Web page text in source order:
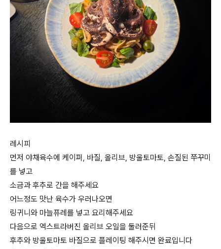
레시피
먼저 야채육수에 케이퍼, 바질, 올리브, 방울토마토, 손질된 쭈꾸미
를 넣고
소금과 후추로 간을 해주세요
어느정도 맛난 육수가 우러나오면
링귀니와 마늘퓨레를 넣고 요리해주세요
다음으로 엑스트라버진 올리브 오일을 둘러준뒤
후추와 방울토마토 바질으로 플레이팅 해주시면 완료입니다